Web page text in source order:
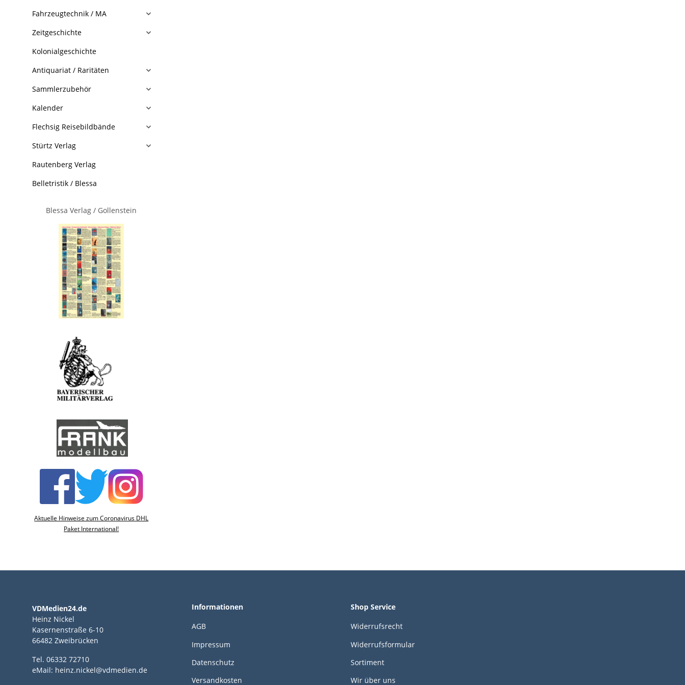
Fahrzeugtechnik / MA
Zeitgeschichte
Kolonialgeschichte
Antiquariat / Raritäten
Sammlerzubehör
Kalender
Flechsig Reisebildbände
Stürtz Verlag
Rautenberg Verlag
Belletristik / Blessa
Blessa Verlag / Gollenstein
Aktuelle Hinweise zum Coronavirus DHL
Paket International!
VDMedien24.de
Heinz Nickel
Kasernenstraße 6-10
66482 Zweibrücken
Tel. 06332 72710
eMail: heinz.nickel@vdmedien.de
Informationen
AGB
Impressum
Datenschutz
Versandkosten
Shop Service
Widerrufsrecht
Widerrufsformular
Sortiment
Wir über uns